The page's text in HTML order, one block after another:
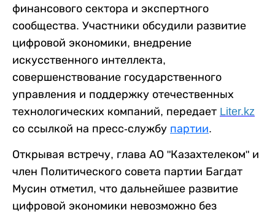
финансового сектора и экспертного
сообщества. Участники обсудили развитие
цифровой экономики, внедрение
искусственного интеллекта,
совершенствование государственного
управления и поддержку отечественных
технологических компаний, передает Liter.kz
со ссылкой на пресс-службу партии.
Открывая встречу, глава АО "Казахтелеком" и
член Политического совета партии Багдат
Мусин отметил, что дальнейшее развитие
цифровой экономики невозможно без